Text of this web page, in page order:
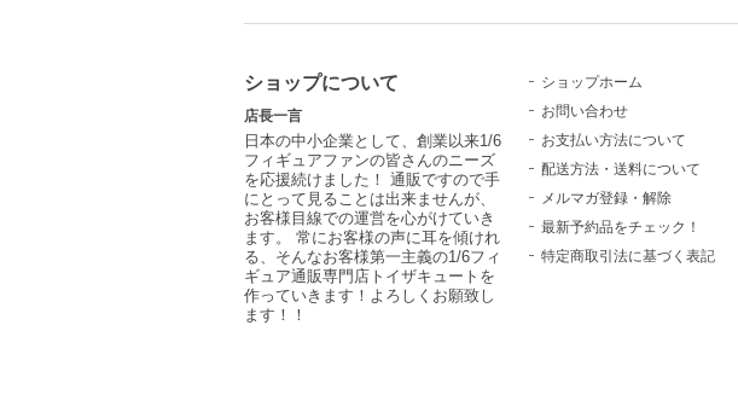
ショップについて
店長一言
日本の中小企業として、創業以来1/6
フィギュアファンの皆さんのニーズ
を応援続けました！ 通販ですので手
にとって見ることは出来ませんが、
お客様目線での運営を心がけていき
ます。 常にお客様の声に耳を傾けれ
る、そんなお客様第一主義の1/6フィ
ギュア通販専門店トイザキュートを
作っていきます！よろしくお願致し
ます！！
ショップホーム
お問い合わせ
お支払い方法について
配送方法・送料について
メルマガ登録・解除
最新予約品をチェック！
特定商取引法に基づく表記